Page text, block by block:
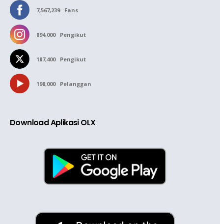
7,567,239 Fans
894,000 Pengikut
187,400 Pengikut
198,000 Pelanggan
Download Aplikasi OLX